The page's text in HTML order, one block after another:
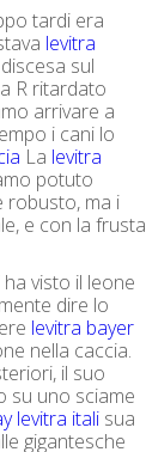
tardi era
levitra
sul
R ritardato
arrivare a
i cani lo
La levitra
potuto
robusto, ma i
e con la frusta
ha visto il leone
dire lo
levitra bayer
nella caccia.
il suo
su uno sciame
levitra itali sua
gigantesche